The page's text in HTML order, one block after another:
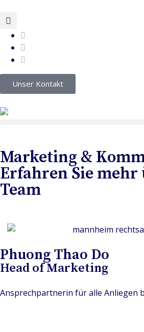
Unser Kontakt
Marketing &
Erfahren Sie mehr
Team
Phuong Thao Do
Head of Marketing
Ansprechpartnerin für alle Anliegen